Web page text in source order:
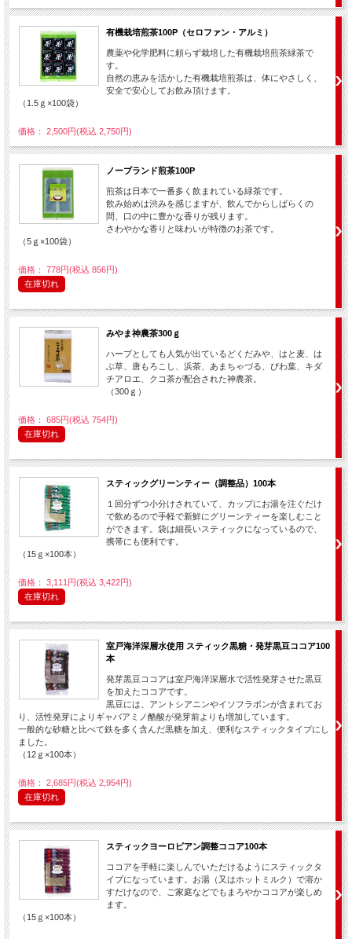
有機栽培煎茶100P（セロファン・アルミ）
農薬や化学肥料に頼らず栽培した有機栽培煎茶緑茶で
す。
自然の恵みを活かした有機栽培煎茶は、体にやさしく、
安全で安心してお飲み頂けます。
（1.5ｇ×100袋）
価格： 2,500円(税込 2,750円)
ノーブランド煎茶100P
煎茶は日本で一番多く飲まれている緑茶です。
飲み始めは渋みを感じますが、飲んでからしばらくの
間、口の中に豊かな香りが残ります。
さわやかな香りと味わいが特徴のお茶です。
（5ｇ×100袋）
価格： 778円(税込 856円)
在庫切れ
みやま神農茶300ｇ
ハーブとしても人気が出ているどくだみや、はと麦、は
ぶ草、唐もろこし、浜茶、あまちゃづる、びわ葉、キダ
チアロエ、クコ茶が配合された神農茶。
（300ｇ）
価格： 685円(税込 754円)
在庫切れ
スティックグリーンティー（調整品）100本
１回分ずつ小分けされていて、カップにお湯を注ぐだけ
で飲めるので手軽で新鮮にグリーンティーを楽しむこと
ができます。袋は細長いスティックになっているので、
携帯にも便利です。
（15ｇ×100本）
価格： 3,111円(税込 3,422円)
在庫切れ
室戸海洋深層水使用 スティック黒糖・発芽黒豆ココア100
本
発芽黒豆ココアは室戸海洋深層水で活性発芽させた黒豆
を加えたココアです。
黒豆には、アントシアニンやイソフラボンが含まれてお
り、活性発芽によりギャバアミノ酪酸が発芽前よりも増加しています。
一般的な砂糖と比べて鉄を多く含んだ黒糖を加え、便利なスティックタイプにし
ました。
（12ｇ×100本）
価格： 2,685円(税込 2,954円)
在庫切れ
スティックヨーロピアン調整ココア100本
ココアを手軽に楽しんでいただけるようにスティックタ
イプになっています。お湯（又はホットミルク）で溶か
すだけなので、ご家庭などでもまろやかココアが楽しめ
ます。
（15ｇ×100本）